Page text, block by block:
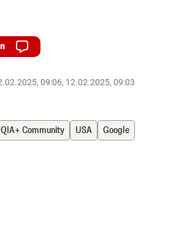
09:06, 12.02.2025, 09:03
Community USA Google